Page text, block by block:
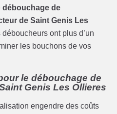
débouchage de
de Saint Genis Les
déboucheurs ont plus d’un
les bouchons de vos
le débouchage de
Genis Les Ollieres
engendre des coûts